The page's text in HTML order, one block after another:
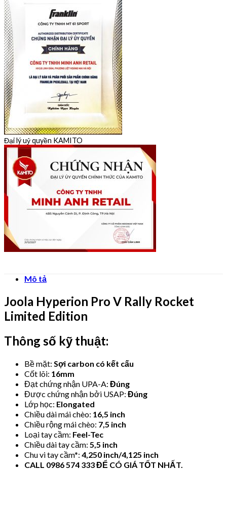
Đại lý uỷ quyền KAMITO
Mô tả
Joola Hyperion Pro V Rally Rocket
Limited Edition
Thông số kỹ thuật:
Bề mặt: Sợi carbon có kết cấu
Cốt lõi: 16mm
Đạt chứng nhận UPA-A: Đúng
Được chứng nhận bởi USAP: Đúng
Lớp học: Elongated
Chiều dài mái chèo: 16,5 inch
Chiều rộng mái chèo: 7,5 inch
Loại tay cầm: Feel-Tec
Chiều dài tay cầm: 5,5 inch
Chu vi tay cầm*: 4,250 inch/4,125 inch
CALL 0986 574 333 ĐỂ CÓ GIÁ TỐT NHẤT.